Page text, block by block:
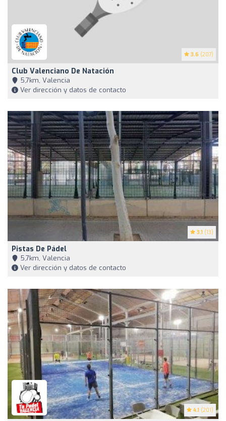
3.6 (207)
Club Valenciano De Natación
5,7km, Valencia
Ver dirección y datos de contacto
3.1 (13)
Pistas De Pádel
5,7km, Valencia
Ver dirección y datos de contacto
4.1 (201)